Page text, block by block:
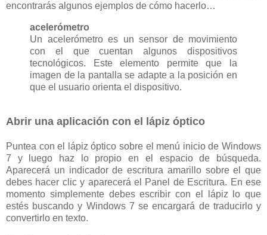
encontrarás algunos ejemplos de cómo hacerlo…
acelerómetro
Un acelerómetro es un sensor de movimiento
con el que cuentan algunos dispositivos
tecnológicos. Este elemento permite que la
imagen de la pantalla se adapte a la posición en
que el usuario orienta el dispositivo.
Abrir una aplicación con el lápiz óptico
Puntea con el lápiz óptico sobre el menú inicio de Windows
7 y luego haz lo propio en el espacio de búsqueda.
Aparecerá un indicador de escritura amarillo sobre el que
debes hacer clic y aparecerá el Panel de Escritura. En ese
momento simplemente debes escribir con el lápiz lo que
estés buscando y Windows 7 se encargará de traducirlo y
convertirlo en texto.